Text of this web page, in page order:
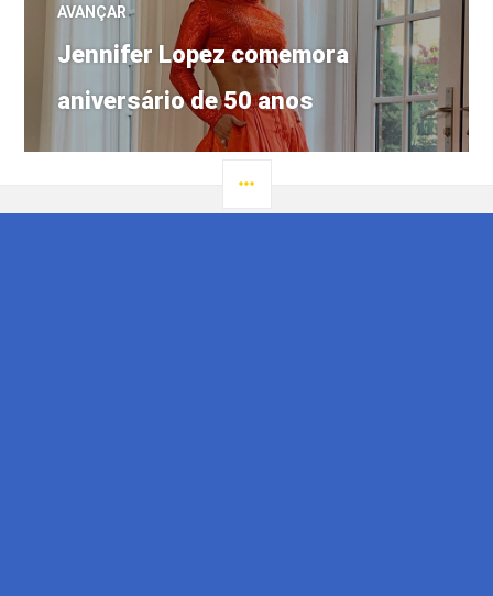
AVANÇAR
Próximo
post:
Jennifer Lopez comemora
aniversário de 50 anos